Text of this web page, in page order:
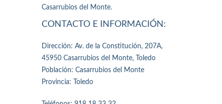
Casarrubios del Monte.
CONTACTO E INFORMACIÓN:
Dirección: Av. de la Constitución, 207A,
45950 Casarrubios del Monte, Toledo
Población: Casarrubios del Monte
Provincia: Toledo